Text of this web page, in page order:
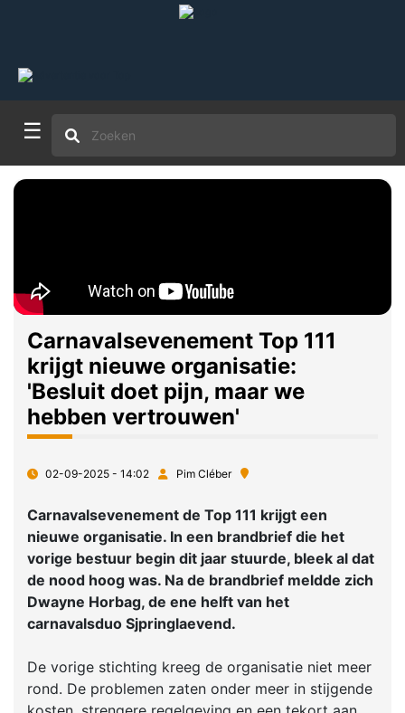
☰
Carnavalsevenement Top 111
krijgt nieuwe organisatie:
'Besluit doet pijn, maar we
hebben vertrouwen'
02-09-2025 - 14:02 Pim Cléber
Carnavalsevenement de Top 111 krijgt een
nieuwe organisatie. In een brandbrief die het
vorige bestuur begin dit jaar stuurde, bleek al dat
de nood hoog was. Na de brandbrief meldde zich
Dwayne Horbag, de ene helft van het
carnavalsduo Sjpringlaevend.
De vorige stichting kreeg de organisatie niet meer
rond. De problemen zaten onder meer in stijgende